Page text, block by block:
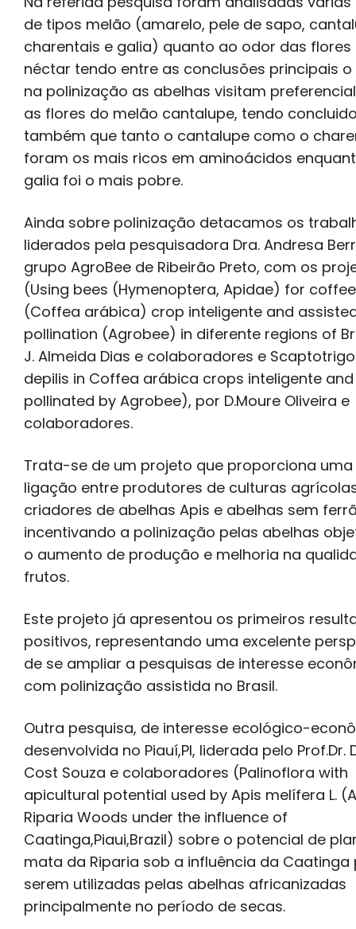
de tipos melão (amarelo, pele de sapo,
charentais e galia) quanto ao odor das flores
néctar tendo entre as conclusões principais
na polinização as abelhas visitam
as flores do melão cantalupe, tendo
também que tanto o cantalupe como o
foram os mais ricos em aminoácidos
galia foi o mais pobre.
Ainda sobre polinização detacamos os
liderados pela pesquisadora Dra. Andresa
grupo AgroBee de Ribeirão Preto, com os
(Using bees (Hymenoptera, Apidae) for
(Coffea arábica) crop inteligente and
pollination (Agrobee) in diferente regions of
J. Almeida Dias e colaboradores e
depilis in Coffea arábica crops inteligente
pollinated by Agrobee), por D.Moure Oliveira e
colaboradores.
Trata-se de um projeto que proporciona
ligação entre produtores de culturas
criadores de abelhas Apis e abelhas sem
incentivando a polinização pelas abelhas
o aumento de produção e melhoria na
frutos.
Este projeto já apresentou os primeiros
positivos, representando uma excelente
de se ampliar a pesquisas de interesse
com polinização assistida no Brasil.
Outra pesquisa, de interesse ecológico-
desenvolvida no Piauí,PI, liderada pelo Prof.Dr.
Cost Souza e colaboradores (Palinoflora with
apicultural potential used by Apis melífera L.
Riparia Woods under the influence of
Caatinga,Piaui,Brazil) sobre o potencial de
mata da Riparia sob a influência da Caatinga
serem utilizadas pelas abelhas africanizadas
principalmente no período de secas.